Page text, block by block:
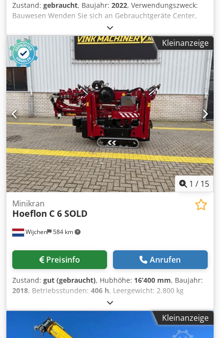
Zustand: gebraucht, Baujahr: 2022, Verwendungszweck:
Bauwesen Wenden Sie sich an Gebrauchtgeräte Center,
um weitere Informationen zu erhalten. Crsdpfjzrky Asx
Akcsf DE01
Kleinanzeige
1 / 15
Wijchen 584 km
Minikran
Hoeflon C 6 SOLD
Preisinfo Anrufen
Zustand: gut (gebraucht), Hubhöhe: 16’400 mm, Baujahr:
2018, Betriebsstunden: 406 h, Leergewicht: 2.800 kg
Motormarke: Yanmar Hubkapazität: 3.150 kg CE-
Kennzeichnung: ja Technischer Zustand: gut Optischer
Zustand: gut Crjdpfsx Hv Rrjx Akcof Maximale Tragfähigkeit
am Ende des Auslegers: 250 kg Lieferbedingungen: EXW
Kleinanzeige